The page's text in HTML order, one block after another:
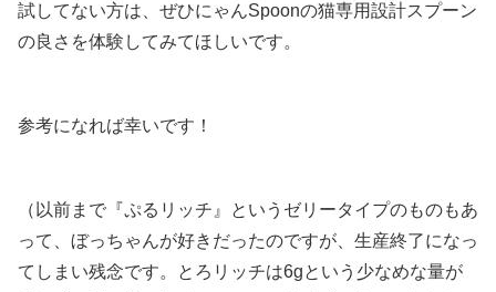
試してない方は、ぜひにゃんSpoonの猫専用設計スプーン
の良さを体験してみてほしいです。
参考になれば幸いです！
（以前まで『ぷるリッチ』というゼリータイプのものもあ
って、ぼっちゃんが好きだったのですが、生産終了になっ
てしまい残念です。とろリッチは6gという少なめな量が